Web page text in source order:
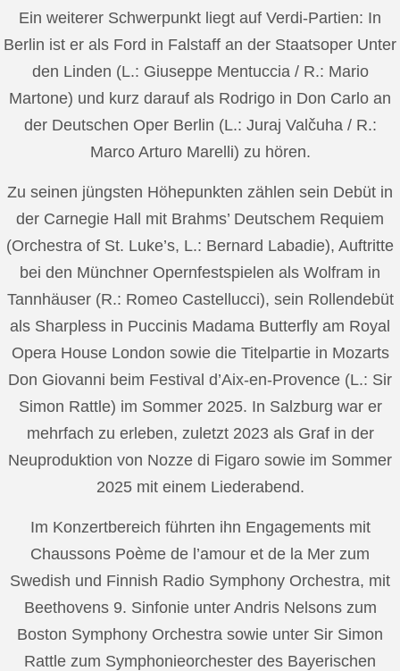
Ein weiterer Schwerpunkt liegt auf Verdi-Partien: In
Berlin ist er als Ford in Falstaff an der Staatsoper Unter
den Linden (L.: Giuseppe Mentuccia / R.: Mario
Martone) und kurz darauf als Rodrigo in Don Carlo an
der Deutschen Oper Berlin (L.: Juraj Valčuha / R.:
Marco Arturo Marelli) zu hören.
Zu seinen jüngsten Höhepunkten zählen sein Debüt in
der Carnegie Hall mit Brahms’ Deutschem Requiem
(Orchestra of St. Luke’s, L.: Bernard Labadie), Auftritte
bei den Münchner Opernfestspielen als Wolfram in
Tannhäuser (R.: Romeo Castellucci), sein Rollendebüt
als Sharpless in Puccinis Madama Butterfly am Royal
Opera House London sowie die Titelpartie in Mozarts
Don Giovanni beim Festival d’Aix-en-Provence (L.: Sir
Simon Rattle) im Sommer 2025. In Salzburg war er
mehrfach zu erleben, zuletzt 2023 als Graf in der
Neuproduktion von Nozze di Figaro sowie im Sommer
2025 mit einem Liederabend.
Im Konzertbereich führten ihn Engagements mit
Chaussons Poème de l’amour et de la Mer zum
Swedish und Finnish Radio Symphony Orchestra, mit
Beethovens 9. Sinfonie unter Andris Nelsons zum
Boston Symphony Orchestra sowie unter Sir Simon
Rattle zum Symphonieorchester des Bayerischen